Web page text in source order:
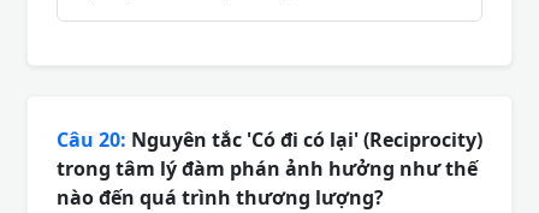
Câu 20: Nguyên tắc 'Có đi có lại' (Reciprocity)
trong tâm lý đàm phán ảnh hưởng như thế
nào đến quá trình thương lượng?